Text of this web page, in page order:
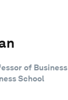
of Business
School